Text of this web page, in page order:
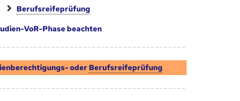
Berufsreifeprüfung
VoR-Phase beachten
oder Berufsreifeprüfung